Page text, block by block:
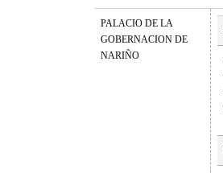
PALACIO DE LA
GOBERNACION DE
NARIÑO